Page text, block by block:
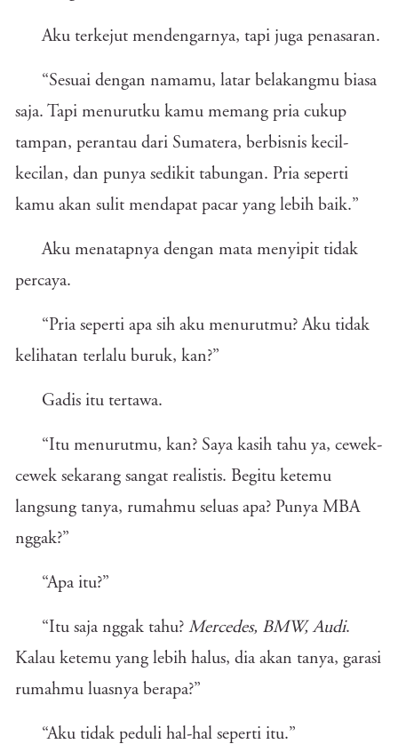
Aku terkejut mendengarnya, tapi juga penasaran.
“Sesuai dengan namamu, latar belakangmu biasa
saja. Tapi menurutku kamu memang pria cukup
tampan, perantau dari Sumatera, berbisnis kecil-
kecilan, dan punya sedikit tabungan. Pria seperti
kamu akan sulit mendapat pacar yang lebih baik.”
Aku menatapnya dengan mata menyipit tidak
percaya.
“Pria seperti apa sih aku menurutmu? Aku tidak
kelihatan terlalu buruk, kan?”
Gadis itu tertawa.
“Itu menurutmu, kan? Saya kasih tahu ya, cewek-
cewek sekarang sangat realistis. Begitu ketemu
langsung tanya, rumahmu seluas apa? Punya MBA
nggak?”
“Apa itu?”
“Itu saja nggak tahu? Mercedes, BMW, Audi.
Kalau ketemu yang lebih halus, dia akan tanya, garasi
rumahmu luasnya berapa?”
“Aku tidak peduli hal-hal seperti itu.”